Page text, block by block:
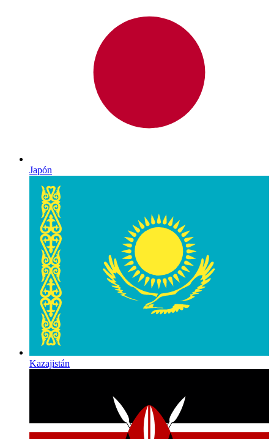
Japón
Kazajistán